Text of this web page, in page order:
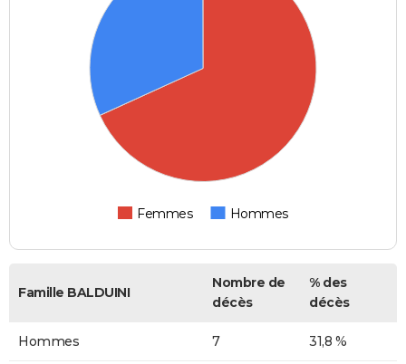
Femmes Hommes
Famille BALDUINI
Nombre de
décès
% des
décès
Hommes 7 31,8 %